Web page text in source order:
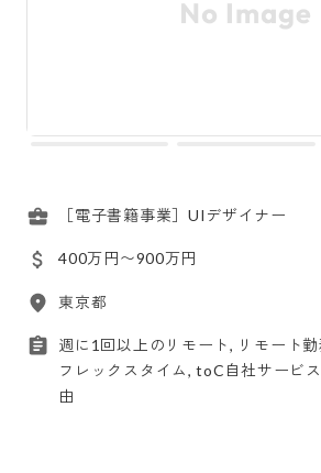
［電子書籍事業］UIデザイナー
400万円〜900万円
東京都
週に1回以上のリモート, リモート
フレックスタイム, toC自社サービ
由